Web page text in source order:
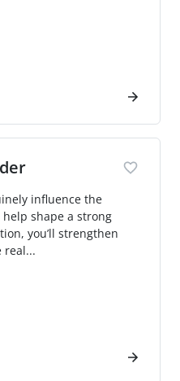
influence the
help shape a strong
you’ll strengthen
real...